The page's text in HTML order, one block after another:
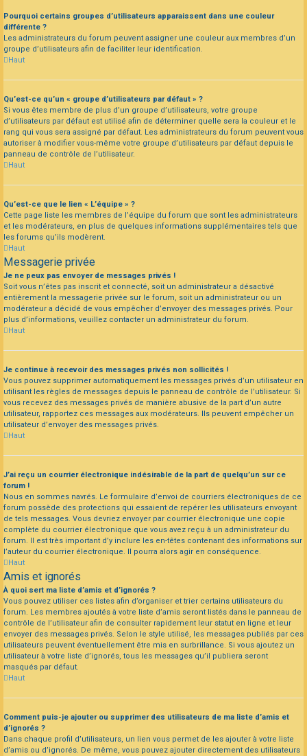
Pourquoi certains groupes d’utilisateurs apparaissent dans une couleur
différente ?
Les administrateurs du forum peuvent assigner une couleur aux membres d’un
groupe d’utilisateurs afin de faciliter leur identification.
Haut
Qu’est-ce qu’un « groupe d’utilisateurs par défaut » ?
Si vous êtes membre de plus d’un groupe d’utilisateurs, votre groupe
d’utilisateurs par défaut est utilisé afin de déterminer quelle sera la couleur et le
rang qui vous sera assigné par défaut. Les administrateurs du forum peuvent vous
autoriser à modifier vous-même votre groupe d’utilisateurs par défaut depuis le
panneau de contrôle de l’utilisateur.
Haut
Qu’est-ce que le lien « L’équipe » ?
Cette page liste les membres de l’équipe du forum que sont les administrateurs
et les modérateurs, en plus de quelques informations supplémentaires tels que
les forums qu’ils modèrent.
Haut
Messagerie privée
Je ne peux pas envoyer de messages privés !
Soit vous n’êtes pas inscrit et connecté, soit un administrateur a désactivé
entièrement la messagerie privée sur le forum, soit un administrateur ou un
modérateur a décidé de vous empêcher d’envoyer des messages privés. Pour
plus d’informations, veuillez contacter un administrateur du forum.
Haut
Je continue à recevoir des messages privés non sollicités !
Vous pouvez supprimer automatiquement les messages privés d’un utilisateur en
utilisant les règles de messages depuis le panneau de contrôle de l’utilisateur. Si
vous recevez des messages privés de manière abusive de la part d’un autre
utilisateur, rapportez ces messages aux modérateurs. Ils peuvent empêcher un
utilisateur d’envoyer des messages privés.
Haut
J’ai reçu un courrier électronique indésirable de la part de quelqu’un sur ce
forum !
Nous en sommes navrés. Le formulaire d’envoi de courriers électroniques de ce
forum possède des protections qui essaient de repérer les utilisateurs envoyant
de tels messages. Vous devriez envoyer par courrier électronique une copie
complète du courrier électronique que vous avez reçu à un administrateur du
forum. Il est très important d’y inclure les en-têtes contenant des informations sur
l’auteur du courrier électronique. Il pourra alors agir en conséquence.
Haut
Amis et ignorés
À quoi sert ma liste d’amis et d’ignorés ?
Vous pouvez utiliser ces listes afin d’organiser et trier certains utilisateurs du
forum. Les membres ajoutés à votre liste d’amis seront listés dans le panneau de
contrôle de l’utilisateur afin de consulter rapidement leur statut en ligne et leur
envoyer des messages privés. Selon le style utilisé, les messages publiés par ces
utilisateurs peuvent éventuellement être mis en surbrillance. Si vous ajoutez un
utilisateur à votre liste d’ignorés, tous les messages qu’il publiera seront
masqués par défaut.
Haut
Comment puis-je ajouter ou supprimer des utilisateurs de ma liste d’amis et
d’ignorés ?
Dans chaque profil d’utilisateurs, un lien vous permet de les ajouter à votre liste
d’amis ou d’ignorés. De même, vous pouvez ajouter directement des utilisateurs